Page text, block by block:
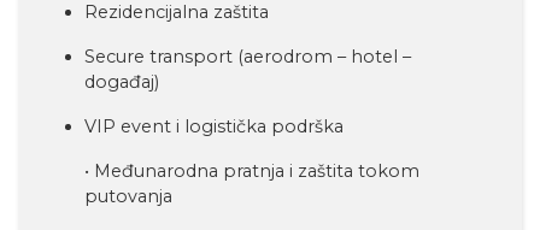
Rezidencijalna zaštita
Secure transport (aerodrom – hotel –
događaj)
VIP event i logistička podrška
• Međunarodna pratnja i zaštita tokom
putovanja